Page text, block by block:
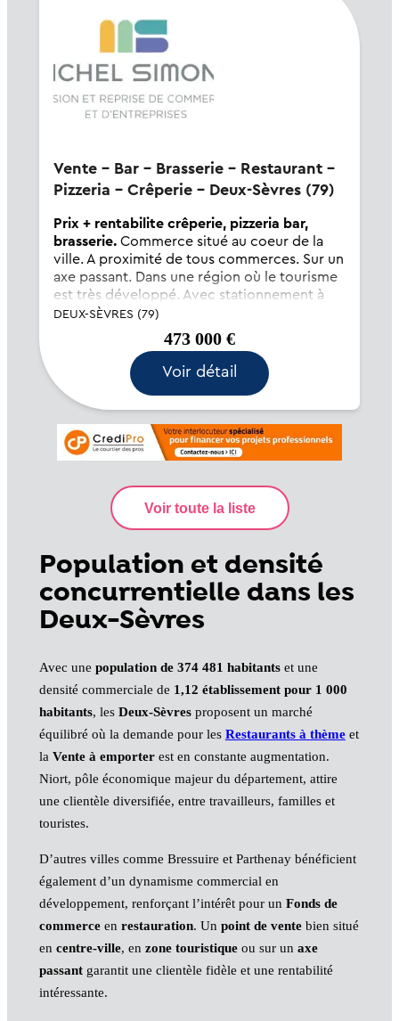
Vente - Bar - Brasserie - Restaurant -
Pizzeria - Crêperie - Deux-Sèvres (79)
Prix + rentabilite crêperie, pizzeria bar,
brasserie.Commerce situé au coeur de la
ville. A proximité de tous commerces. Sur un
axe passant. Dans une région où le tourisme
est très développé. Avec stationnement à
proximité. Fermé 6 mois l'année. BON
RAPPORT EBE /PRIX . AFFAIRE A SAISIR.
DEUX-SÈVRES (79)
473 000 €
Voir détail
Population et densité
concurrentielle dans les
Deux-Sèvres
Avec une population de 374 481 habitantset une
densité commerciale de 1,12 établissement pour 1 000
habitants, les Deux-Sèvresproposent un marché
équilibré où la demande pour les Restaurants à thèmeet
la Vente à emporterest en constante augmentation.
Niort, pôle économique majeur du département, attire
une clientèle diversifiée, entre travailleurs, familles et
touristes.
D’autres villes comme Bressuire et Parthenay bénéficient
également d’un dynamisme commercial en
développement, renforçant l’intérêt pour un Fonds de
commerceen restauration. Un point de ventebien situé
en centre-ville, en zone touristiqueou sur un axe
passantgarantit une clientèle fidèle et une rentabilité
intéressante.